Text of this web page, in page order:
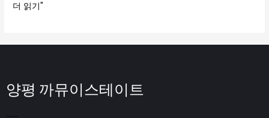
더 읽기"
양평 까뮤이스테이트